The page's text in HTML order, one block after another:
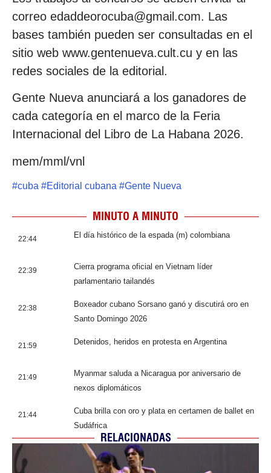
correo edaddeorocuba@gmail.com. Las
bases también pueden ser consultadas en el
sitio web www.gentenueva.cult.cu y en las
redes sociales de la editorial.
Gente Nueva anunciará a los ganadores de
cada categoría en el marco de la Feria
Internacional del Libro de La Habana 2026.
mem/mml/vnl
#cuba #Editorial cubana #Gente Nueva
MINUTO A MINUTO
22:44 El día histórico de la espada (m) colombiana
22:39
Cierra programa oficial en Vietnam líder
parlamentario tailandés
22:38
Boxeador cubano Sorsano ganó y discutirá oro en
Santo Domingo 2026
21:59 Detenidos, heridos en protesta en Argentina
21:49
Myanmar saluda a Nicaragua por aniversario de
nexos diplomáticos
21:44
Cuba brilla con oro y plata en certamen de ballet en
Sudáfrica
RELACIONADAS